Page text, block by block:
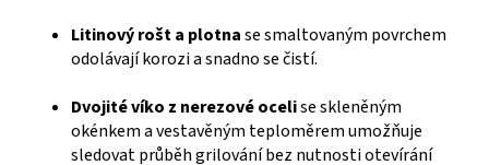
Litinový rošt a plotnase smaltovaným povrchem
odolávají korozi a snadno se čistí.
Dvojité víko z nerezové ocelise skleněným
okénkem a vestavěným teploměrem umožňuje
sledovat průběh grilování bez nutnosti otevírání